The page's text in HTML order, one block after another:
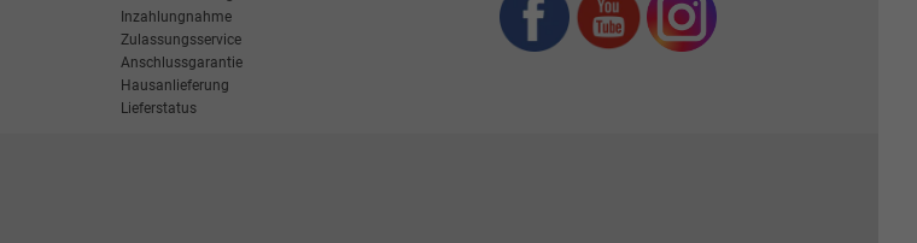
Inzahlungnahme
Zulassungsservice
Anschlussgarantie
Hausanlieferung
Lieferstatus